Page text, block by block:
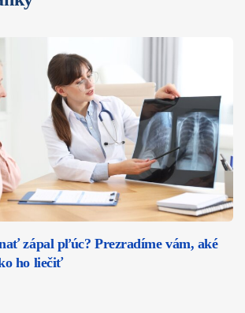
zápal pľúc? Prezradíme vám, aké
ho liečiť